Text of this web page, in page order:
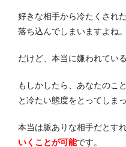
好きな相手から冷たくされ
落ち込んでしまいますよね。
だけど、本当に嫌われてい
もしかしたら、あなたのこ
と冷たい態度をとってしま
本当は脈ありな相手だとすれ
いくことが可能です。